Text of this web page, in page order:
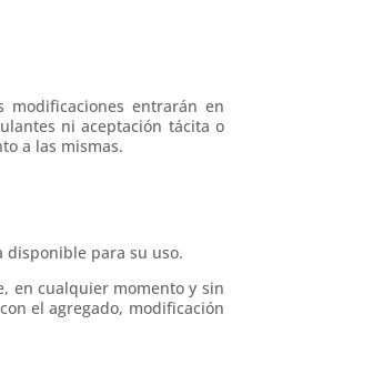
modificaciones entrarán en
ni aceptación tácita o
a las mismas.
disponible para su uso.
en cualquier momento y sin
el agregado, modificación